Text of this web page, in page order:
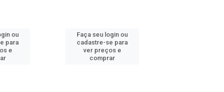
ou
para
e
Faça seu login ou
cadastre-se para
ver preços e
comprar